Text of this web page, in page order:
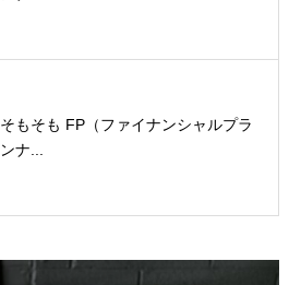
そもそも FP（ファイナンシャルプラ
ンナ...